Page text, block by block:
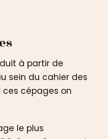
à partir de
sein du cahier des
ces cépages on
le plus